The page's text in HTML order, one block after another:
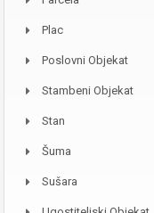
Plac
Poslovni Objekat
Stambeni Objekat
Stan
Šuma
Sušara